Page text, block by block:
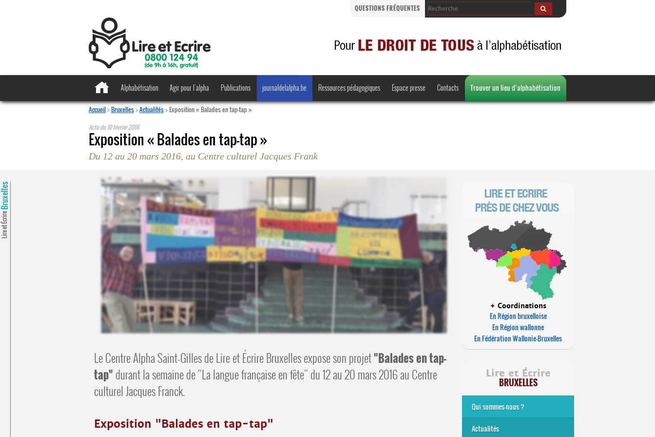
QUESTIONS FRÉQUENTES
Alphabétisation Agir pour l’alpha
Regards croisés
Publications
·
journaldelalpha.be Ressources pédagogiques Espace presse Contacts Trouver un lieu d’alphabétisation
Accueil>Bruxelles>Actualités>Exposition « Balades en tap-tap »
Actu du10 février 2016
Exposition « Balades en tap-tap »
Du 12 au 20 mars 2016, au Centre culturel Jacques Frank
Lire et Écrire
Le Centre Alpha Saint-Gilles de Lire et Écrire Bruxelles expose son projet"Balades en tap-
tap" durant la semaine de "La langue française en fête" du 12 au 20 mars 2016 au Centre
culturel Jacques Franck.
Exposition "Balades en tap-tap"
+ Coordinations
En Région bruxelloise
En Région wallonne
En Fédération Wallonie-Bruxelles
Lire et Écrire
BRUXELLES
Qui sommes-nous ?
Analphabétisme et illettrisme
L’alphabétisation populaire
Le mouvement Lire et Écrire
Nos missions
... Tous les articles
Actualités